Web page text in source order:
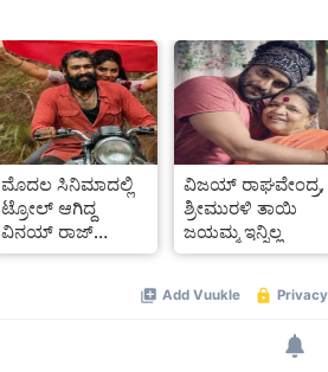
ಮೊದಲ ಸಿನಿಮಾದಲ್ಲಿ
ಟ್ರೋಲ್ ಆಗಿದ್ದ
ವಿನಯ್ ರಾಜ್
ಕುಮಾರ್:
ವಿಜಯ್ ರಾಘವೇಂದ್ರ,
ಶ್ರೀಮುರಳಿ ತಾಯಿ
ಜಯಮ್ಮ ಇನ್ನಿಲ್ಲ